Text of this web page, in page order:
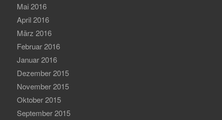
Mai 2016
April 2016
März 2016
Februar 2016
Januar 2016
Dezember 2015
November 2015
Oktober 2015
September 2015